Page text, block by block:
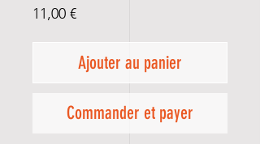
11,00 €Prix
Ajouter au panier
Commander et payer